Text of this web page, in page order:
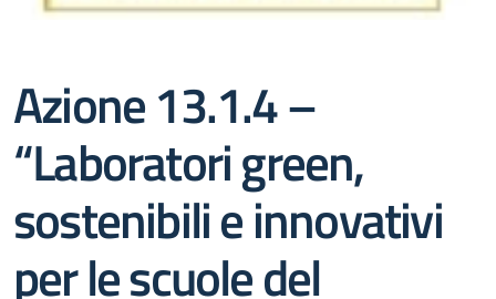
Azione 13.1.4 –
“Laboratori green,
sostenibili e innovativi
per le scuole del